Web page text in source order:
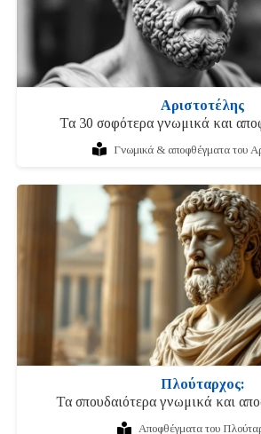
Αριστοτέλης
Τα 30 σοφότερα γνωμικά και
Γνωμικά & αποφθέγματα του
Πλούταρχος:
Τα σπουδαιότερα γνωμικά και
Αποφθέγματα του